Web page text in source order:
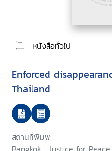
หนังสือทั่วไป
Enforced
Thailand
สถานที่พิมพ์: